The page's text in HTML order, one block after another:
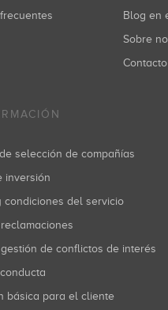
frecuentes
Blog
Sobre
Contacto
de selección de compañías
inversión
condiciones del servicio
reclamaciones
gestión de conflictos de interés
conducta
básica para el cliente